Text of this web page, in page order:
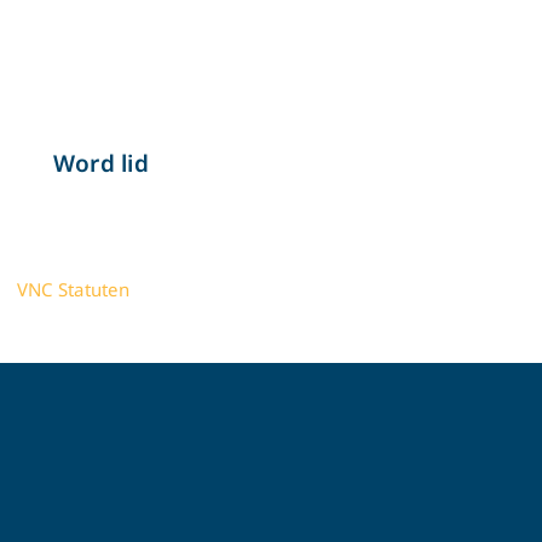
Word lid
VNC Statuten